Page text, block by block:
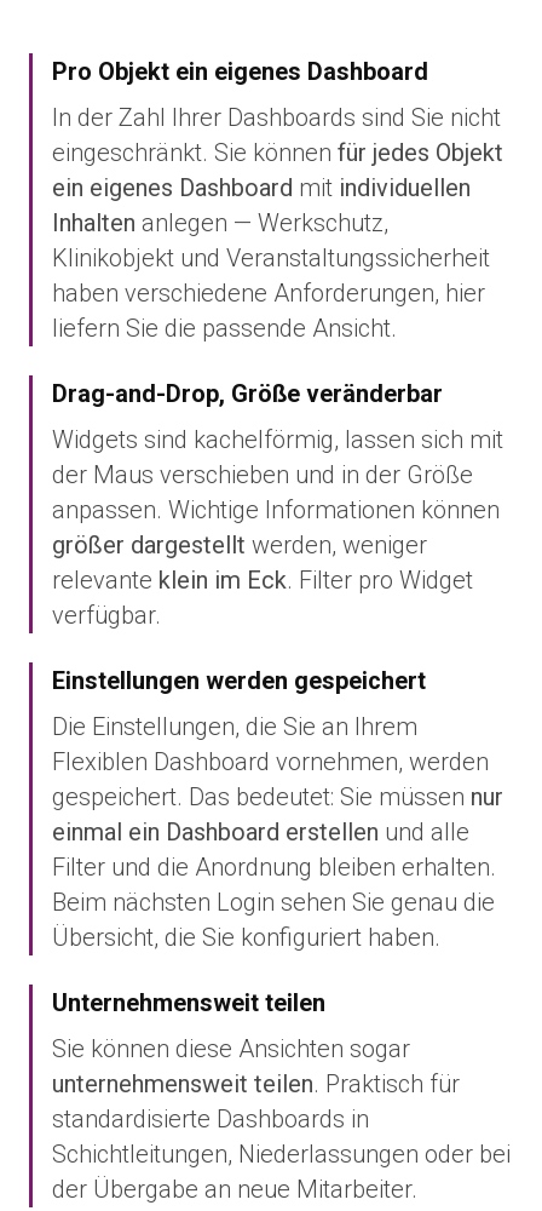
Pro Objekt ein eigenes Dashboard
In der Zahl Ihrer Dashboards sind Sie nicht
eingeschränkt. Sie können für jedes Objekt
ein eigenes Dashboard mit individuellen
Inhalten anlegen — Werkschutz,
Klinikobjekt und Veranstaltungssicherheit
haben verschiedene Anforderungen, hier
liefern Sie die passende Ansicht.
Drag-and-Drop, Größe veränderbar
Widgets sind kachelförmig, lassen sich mit
der Maus verschieben und in der Größe
anpassen. Wichtige Informationen können
größer dargestellt werden, weniger
relevante klein im Eck. Filter pro Widget
verfügbar.
Einstellungen werden gespeichert
Die Einstellungen, die Sie an Ihrem
Flexiblen Dashboard vornehmen, werden
gespeichert. Das bedeutet: Sie müssen nur
einmal ein Dashboard erstellen und alle
Filter und die Anordnung bleiben erhalten.
Beim nächsten Login sehen Sie genau die
Übersicht, die Sie konfiguriert haben.
Unternehmensweit teilen
Sie können diese Ansichten sogar
unternehmensweit teilen. Praktisch für
standardisierte Dashboards in
Schichtleitungen, Niederlassungen oder bei
der Übergabe an neue Mitarbeiter.